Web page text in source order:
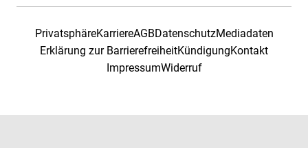
PrivatsphäreKarriereAGBDatenschutzMediadaten
Erklärung zur BarrierefreiheitKündigungKontakt
ImpressumWiderruf